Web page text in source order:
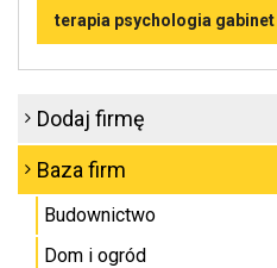
terapia psychologia
Dodaj firmę
Baza firm
Budownictwo
Dom i ogród